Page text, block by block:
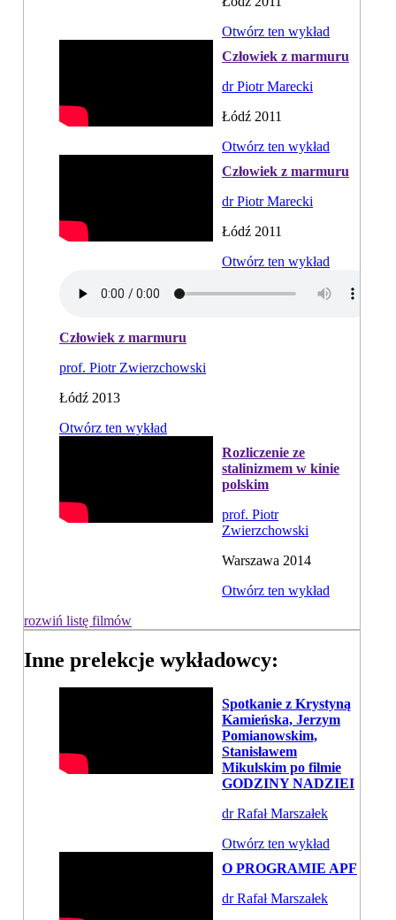
Otwórz ten wykład
Człowiek z marmuru
dr Piotr Marecki
Łódź 2011
Otwórz ten wykład
Człowiek z marmuru
dr Piotr Marecki
Łódź 2011
Otwórz ten wykład
Człowiek z marmuru
prof. Piotr Zwierzchowski
Łódź 2013
Otwórz ten wykład
Rozliczenie ze
stalinizmem w kinie
polskim
prof. Piotr
Zwierzchowski
Warszawa 2014
Otwórz ten wykład
rozwiń listę filmów
Inne prelekcje wykładowcy:
Spotkanie z Krystyną
Kamieńska, Jerzym
Pomianowskim,
Stanisławem
Mikulskim po filmie
GODZINY NADZIEI
dr Rafał Marszałek
Otwórz ten wykład
O PROGRAMIE APF
dr Rafał Marszałek